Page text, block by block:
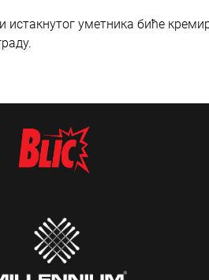
истакнутог уметника биће